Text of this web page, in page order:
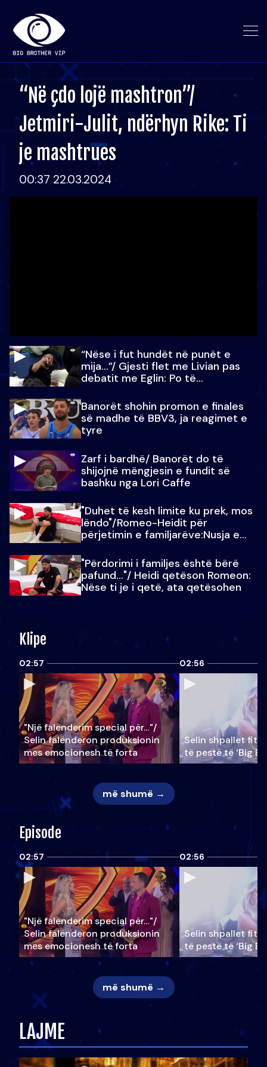
“Në çdo lojë mashtron”/
Jetmiri-Julit, ndërhyn Rike: Ti
je mashtrues
00:37 22.03.2024
“Nëse i fut hundët në punët e
mija…”/ Gjesti flet me Livian pas
debatit me Eglin: Po të
Banorët shohin promon e finales
së madhe të BBV3, ja reagimet e
tyre
Zarf i bardhë/ Banorët do të
shijojnë mëngjesin e fundit së
bashku nga Lori Caffe
"Duhet të kesh limite ku prek, mos
lëndo"/Romeo-Heidit për
përjetimin e familjarëve:Nusja e
"Përdorimi i familjes është bërë
pafund…"/ Heidi qetëson Romeon:
Nëse ti je i qetë, ata qetësohen
Klipe
02:57
"Një falenderim special për…"/
Selin falënderon produksionin
mes emocionesh të forta
02:56
Selin shpallet
të pestë të ‘Big
më shumë →
Episode
02:57
"Një falenderim special për…"/
Selin falënderon produksionin
mes emocionesh të forta
02:56
Selin shpallet
të pestë të ‘Big
më shumë →
LAJME